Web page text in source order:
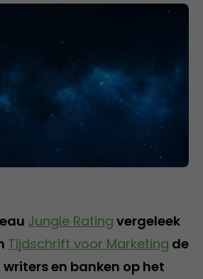
Jungle Rating vergeleek
Tijdschrift voor Marketing de
en banken op het